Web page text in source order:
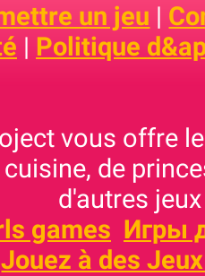
un jeu |
| Politique
vous offre
de
d'autres
games Игры
Jouez à des